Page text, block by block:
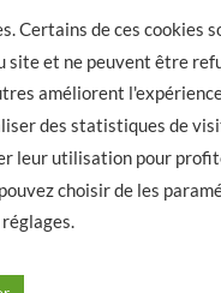
Certains de ces cookies
site et ne peuvent être
améliorent
des statistiques de
leur utilisation pour
choisir de les
réglages.